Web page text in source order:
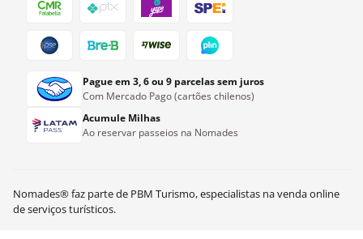
CLP$85.000 Ver disponibilidade
Pague em 3, 6 ou 9 parcelas sem juros
Com Mercado Pago (cartões chilenos)
Acumule Milhas
Ao reservar passeios na Nomades
Nomades® faz parte de PBM Turismo, especialistas na venda online
de serviços turísticos.